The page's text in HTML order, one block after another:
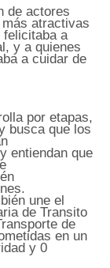
de actores
atractivas
felicitaba a
y a quienes
a cuidar de
por etapas,
busca que los
entiendan que
une el
de Transito
de
en un
y 0